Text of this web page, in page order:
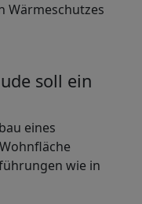
Wärmeschutzes
soll ein
eines
wie in